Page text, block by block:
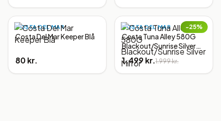
COSTA DEL MAR
Costa Del Mar Keeper Blå
80 kr.
−25%
COSTA DEL MAR
Costa Tuna Alley 580G
Blackout/Sunrise Silver
Mirror
1.499 kr.1.999 kr.